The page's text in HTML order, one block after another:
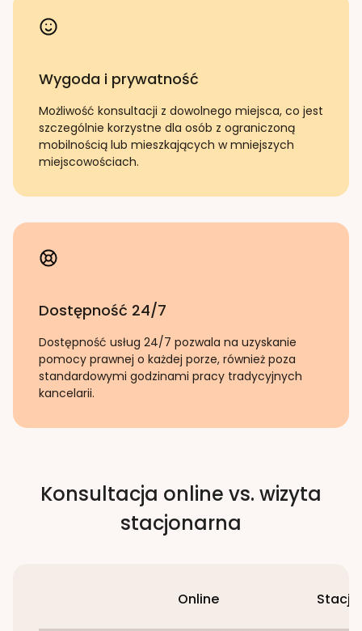
Wygoda i prywatność
Możliwość konsultacji z dowolnego miejsca, co jest
szczególnie korzystne dla osób z ograniczoną
mobilnością lub mieszkających w mniejszych
miejscowościach.
Dostępność 24/7
Dostępność usług 24/7 pozwala na uzyskanie
pomocy prawnej o każdej porze, również poza
standardowymi godzinami pracy tradycyjnych
kancelarii.
Konsultacja online vs. wizyta
stacjonarna
Online